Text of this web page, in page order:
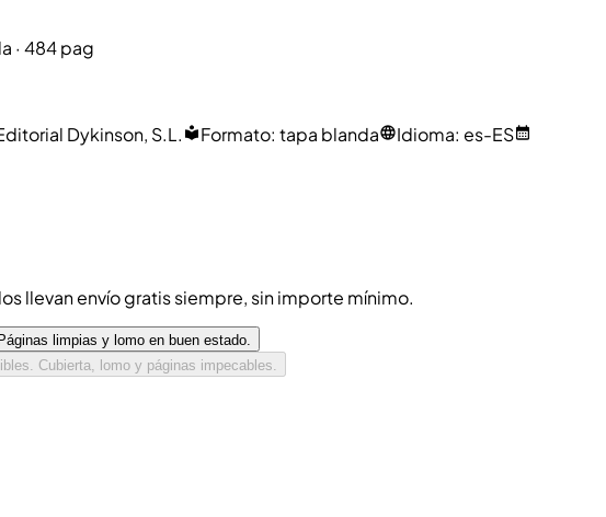
· 484 pag
Dykinson, S.L. Formato: tapa blanda Idioma: es-ES
llevan envío gratis siempre, sin importe mínimo.
limpias y lomo en buen estado.
Cubierta, lomo y páginas impecables.